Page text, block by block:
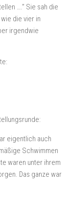
….” Sie sah die
die vier in
irgendwie
eigentlich auch
Schwimmen
waren unter ihrem
Das ganze war